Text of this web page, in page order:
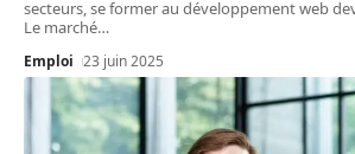
secteurs, se former au développement web
Le marché…
Emploi 23 juin 2025